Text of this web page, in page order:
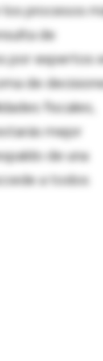
procesos
de
por expertos
de
fiscales,
mejor
de una
a todos